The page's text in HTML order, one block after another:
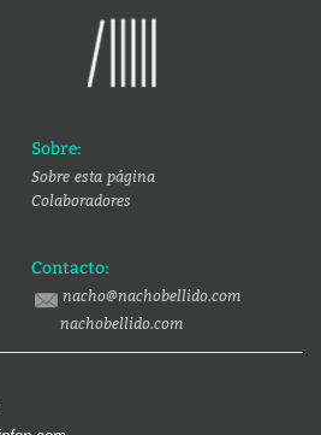
Sobre:
Sobre esta página
Colaboradores
Contacto:
nacho@nachobellido.com
nachobellido.com